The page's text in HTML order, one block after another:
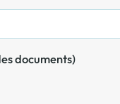
documents)